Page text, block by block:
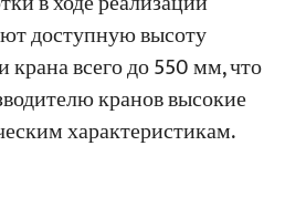
доступную высоту
крана всего до 550 мм, что
кранов высокие
характеристикам.